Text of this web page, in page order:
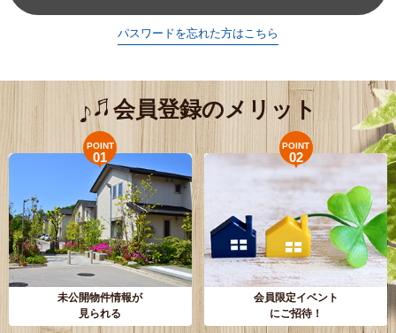
パスワードを忘れた方はこちら
会員登録のメリット
POINT
01
未公開物件情報が
見られる
POINT
02
会員限定イベント
にご招待！